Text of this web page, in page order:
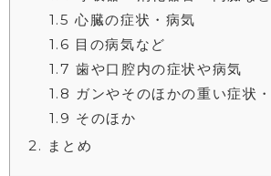
1.5 心臓の症状・病気
1.6 目の病気など
1.7 歯や口腔内の症状や病気
1.8 ガンやそのほかの重い症状
1.9 そのほか
2
まとめ